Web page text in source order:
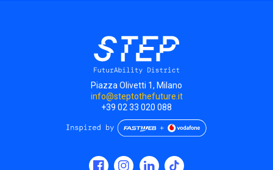
Piazza Olivetti 1, Milano
info@steptothefuture.it
+39 02 33 020 088